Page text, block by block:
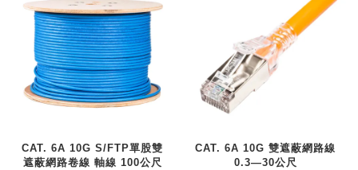
CAT. 6A 10G S/FTP單股雙
遮蔽網路卷線 軸線 100公尺
CAT. 6A 10G 雙遮蔽網路線
0.3—30公尺